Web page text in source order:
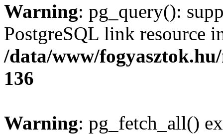
Warning: pg_query():
PostgreSQL link resource
/data/www/
136
Warning: pg_fetch_all()